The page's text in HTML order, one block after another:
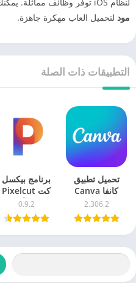
مود لتحميل العاب مهكرة جاهزة.
التطبيقات ذات الصلة
تحميل تطبيق
كانفا Canva
مهكر 2025
للاندرويد
2.306.2
برنامج بيكسل
كت Pixelcut
مهكر للأندرويد
0.9.2